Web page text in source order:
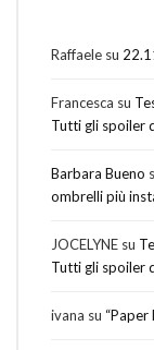
Raffaele su
Francesca su
Tutti gli spoiler
Barbara Bueno
ombrelli più
JOCELYNE su
Tutti gli spoiler
ivana su “Paper